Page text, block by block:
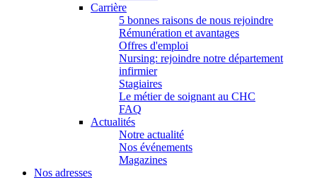
Carrière
5 bonnes raisons de nous rejoindre
Rémunération et avantages
Offres d'emploi
Nursing: rejoindre notre département
infirmier
Stagiaires
Le métier de soignant au CHC
FAQ
Actualités
Notre actualité
Nos événements
Magazines
Nos adresses